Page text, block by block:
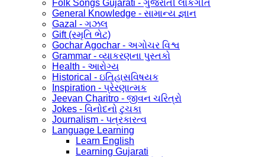
Folk Songs Gujarati - ગુજરાતી લોકગીત
General Knowledge - સામાન્ય જ્ઞાન
Gazal - ગઝલ
Gift (સ્મૃતિ ભેટ)
Gochar Agochar - અગોચર વિશ્વ
Grammar - વ્યાકરણના પુસ્તકો
Health - આરોગ્ય
Historical - ઇતિહાસવિષયક
Inspiration - પ્રેરણાત્મક
Jeevan Charitro - જીવન ચરિત્રો
Jokes - વિનોદનો ટુચકા
Journalism - પત્રકારત્વ
Language Learning
Learn English
Learning Gujarati